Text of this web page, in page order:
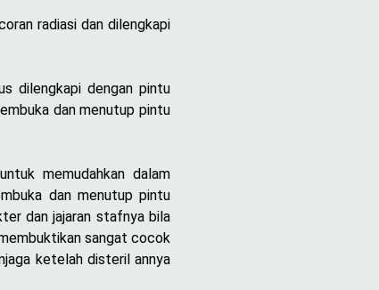
radiasi dan dilengkapi
dilengkapi dengan pintu
dan menutup pintu
memudahkan dalam
dan menutup pintu
dan jajaran stafnya bila
sangat cocok
ketelah disteril annya